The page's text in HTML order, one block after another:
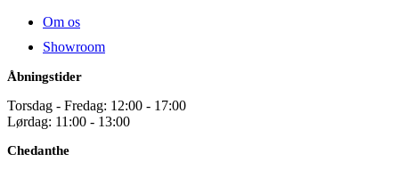
Om os
Showroom
Åbningstider
Torsdag - Fredag: 12:00 - 17:00
Lørdag: 11:00 - 13:00
Chedanthe